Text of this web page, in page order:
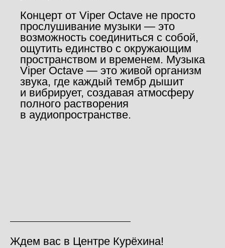
Концерт от Viper Octave не просто
прослушивание музыки — это
возможность соединиться с собой,
ощутить единство с окружающим
пространством и временем. Музыка
Viper Octave — это живой организм
звука, где каждый тембр дышит
и вибрирует, создавая атмосферу
полного растворения
в аудиопространстве.
Ждем вас в Центре Курёхина!